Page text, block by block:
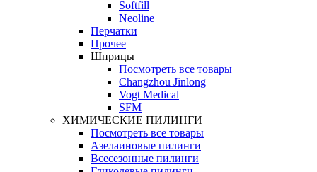
Softfill
Neoline
Перчатки
Прочее
Шприцы
Посмотреть все товары
Changzhou Jinlong
Vogt Medical
SFM
ХИМИЧЕСКИЕ ПИЛИНГИ
Посмотреть все товары
Азелаиновые пилинги
Всесезонные пилинги